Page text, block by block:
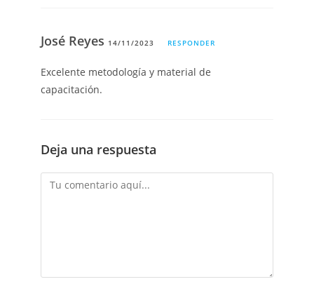
José Reyes 14/11/2023 RESPONDER
Excelente metodología y material de
capacitación.
Deja una respuesta